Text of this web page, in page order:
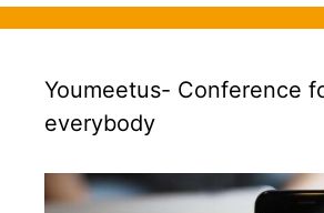
Youmeetus- Conference
everybody